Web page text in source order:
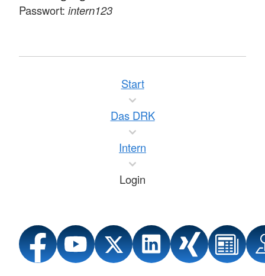
Passwort: intern123
Start
Das DRK
Intern
Login